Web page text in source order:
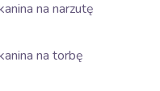
na narzutę
na torbę